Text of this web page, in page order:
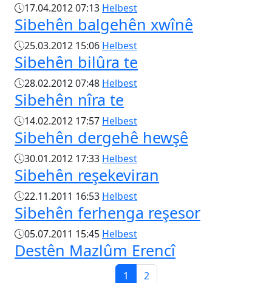
17.04.2012 07:13 Helbest
Sibehên balgehên xwînê
25.03.2012 15:06 Helbest
Sibehên bilûra te
28.02.2012 07:48 Helbest
Sibehên nîra te
14.02.2012 17:57 Helbest
Sibehên dergehê hewşê
30.01.2012 17:33 Helbest
Sibehên reşekeviran
22.11.2011 16:53 Helbest
Sibehên ferhenga reşesor
05.07.2011 15:45 Helbest
Destên Mazlûm Erencî
1 2